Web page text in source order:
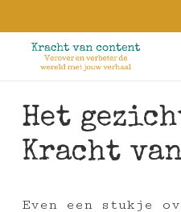
Het
Kracht
Even een stukje